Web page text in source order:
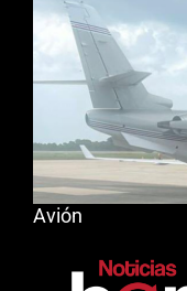
Avión